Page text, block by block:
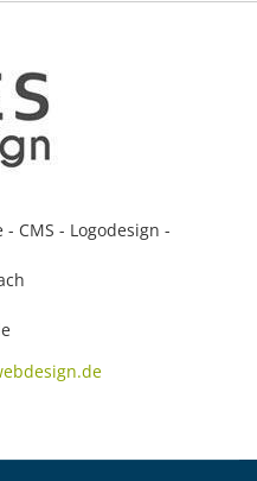
CMS - Logodesign -